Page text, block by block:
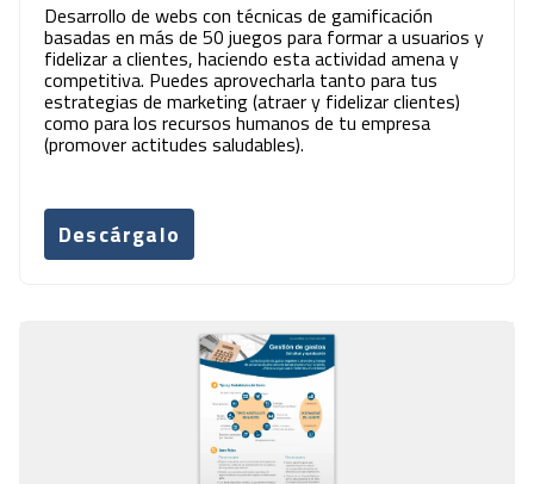
Desarrollo de webs con técnicas de gamificación
basadas en más de 50 juegos para formar a usuarios y
fidelizar a clientes, haciendo esta actividad amena y
competitiva. Puedes aprovecharla tanto para tus
estrategias de marketing (atraer y fidelizar clientes)
como para los recursos humanos de tu empresa
(promover actitudes saludables).
Descárgalo